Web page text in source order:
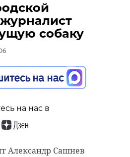
собаку
на нас в
Александр Сашнев